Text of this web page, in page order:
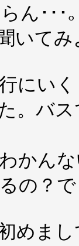
ん･･
いてみ
にい
。バ
かん
の？
めま